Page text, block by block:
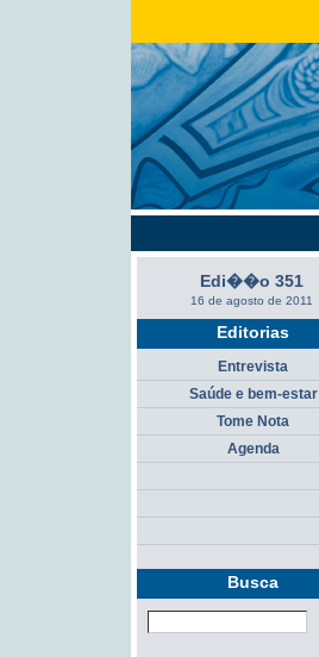
Edi��o 351
16 de agosto de 2011
Editorias
Entrevista
Saúde e bem-estar
Tome Nota
Agenda
Busca